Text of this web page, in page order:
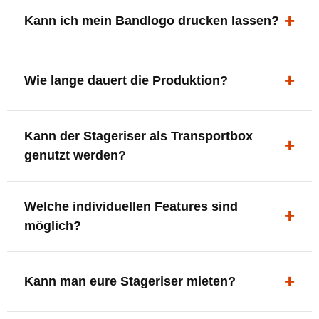
ergonomisch, sicher und gut sichtbar.
Kann ich mein Bandlogo drucken lassen?
deine Bühne, deine Marke.
Wie lange dauert die Produktion?
innerhalb Deutschlands kostenfrei.
Kann der Stageriser als Transportbox
genutzt werden?
oder Zubehör nutzen.
Welche individuellen Features sind
möglich?
XLR-Brücke / Schnittstelle
Setlist-Clip
Kann man eure Stageriser mieten?